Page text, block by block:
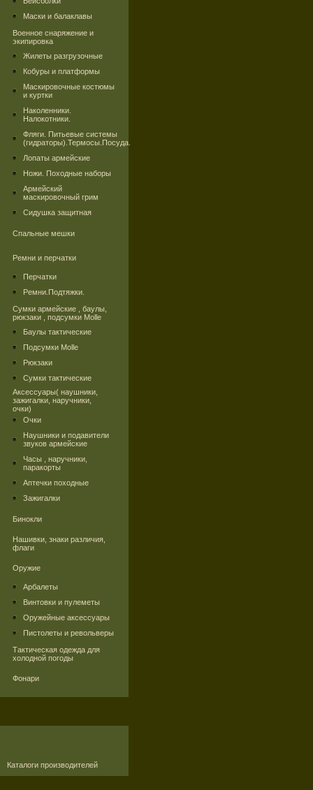
Маски и балаклавы
Военное снаряжение и
экипировка
Жилеты разгрузочные
Кобуры и платформы
Маскировочные костюмы
и куртки
Наколенники.
Налокотники.
Фляги. Питьевые системы
(гидраторы).Термосы.Посуда.
Лопаты армейские
Ножи. Походные наборы
Армейский
маскировочный грим
Сидушка защитная
Спальные мешки
Ремни и перчатки
Перчатки
Ремни.Подтяжки.
Сумки армейские , баулы,
рюкзаки , подсумки Molle
Баулы тактические
Подсумки Molle
Рюкзаки
Сумки тактические
Аксессуары( наушники,
зажигалки, наручники,
очки)
Очки
Наушники и подавители
звуков армейские
Часы , наручники,
паракорты
Аптечки походные
Зажигалки
Бинокли
Нашивки, знаки различия,
флаги
Оружие
Арбалеты
Винтовки и пулеметы
Оружейные аксессуары
Пистолеты и револьверы
Тактическая одежда для
холодной погоды
Фонари
Каталоги производителей